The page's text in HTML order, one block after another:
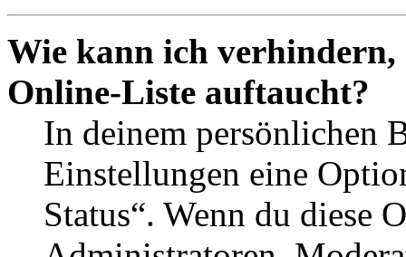
Wie kann ich verhindern,
Online-Liste auftaucht?
In deinem persönlichen
Einstellungen eine
Status“. Wenn du diese